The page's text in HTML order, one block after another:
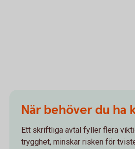
När behöver du ha
Ett skriftliga avtal fyller flera
trygghet, minskar risken för